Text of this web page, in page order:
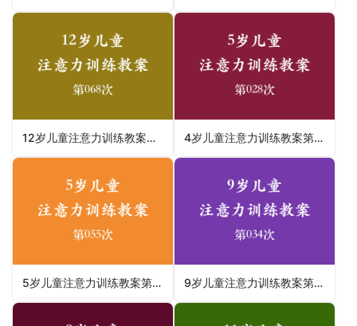
12岁儿童注意力训练教案第068次 共96次 4岁儿童注意力训练教案第028次 共96次
5岁儿童注意力训练教案第055次 共96次 9岁儿童注意力训练教案第034次 共96次